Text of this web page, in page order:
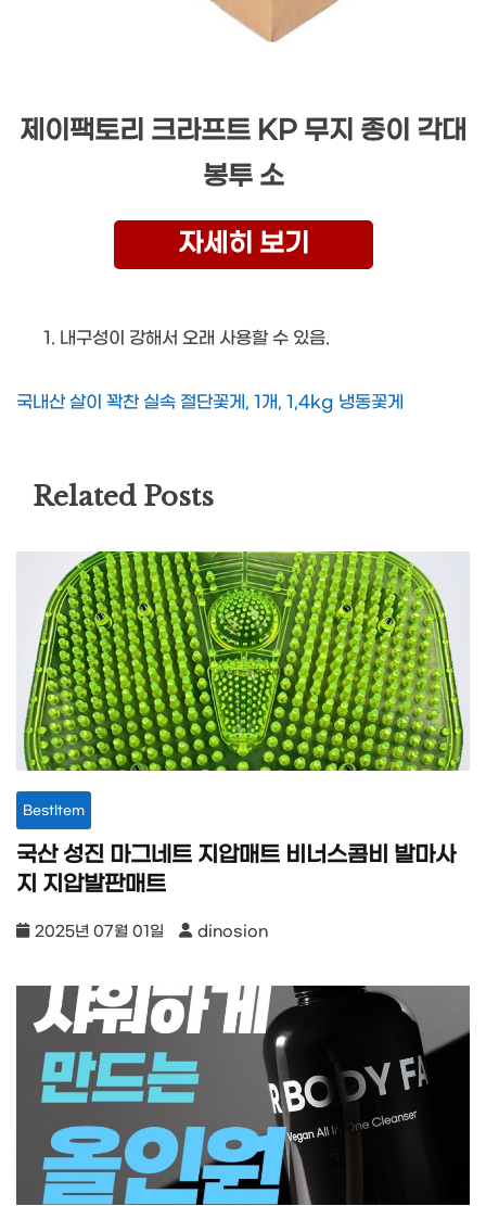
제이팩토리 크라프트 KP 무지 종이 각대
봉투 소
자세히 보기
내구성이 강해서 오래 사용할 수 있음.
국내산 살이 꽉찬 실속 절단꽃게, 1개, 1,4kg 냉동꽃게
Related Posts
BestItem
국산 성진 마그네트 지압매트 비너스콤비 발마사
지 지압발판매트
2025년 07월 01일 dinosion